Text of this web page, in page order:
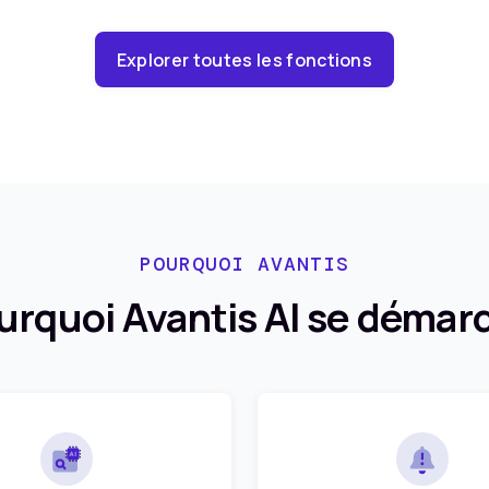
Explorer toutes les fonctions
POURQUOI AVANTIS
Avantis AI se